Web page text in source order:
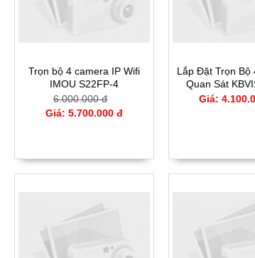
Trọn bộ 4 camera IP Wifi
IMOU S22FP-4
6.000.000 đ
Giá: 5.700.000 đ
Lắp Đặt Trọn Bộ
Quan Sát
CCTV -
Giá: